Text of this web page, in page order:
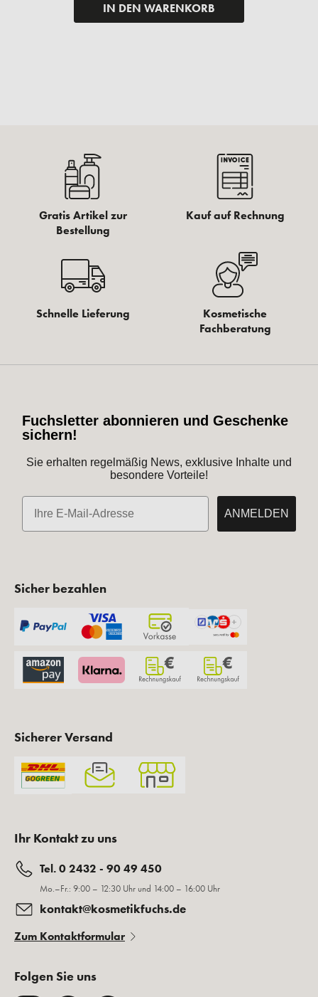
IN DEN WARENKORB
Gratis Artikel zur
Bestellung
Kauf auf Rechnung
Schnelle Lieferung
Kosmetische
Fachberatung
Fuchsletter abonnieren und Geschenke
sichern!
Sie erhalten regelmäßig News, exklusive Inhalte und
besondere Vorteile!
E-Mail
ANMELDEN
Sicher bezahlen
Sicherer Versand
Ihr Kontakt zu uns
Tel. 0 2432 - 90 49 450
Mo.–Fr.: 9:00 – 12:30 Uhr und 14:00 – 16:00 Uhr
kontakt@kosmetikfuchs.de
Zum Kontaktformular
Folgen Sie uns